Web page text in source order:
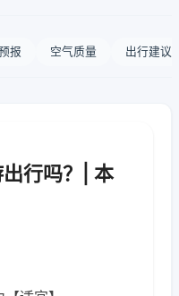
报 空气质量 出行建议
行吗？| 本